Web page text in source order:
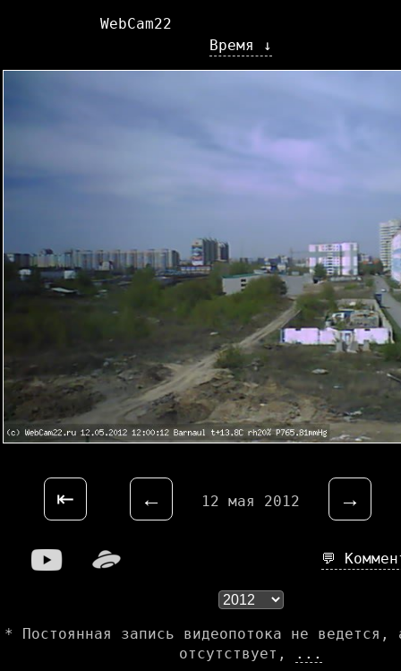
Время ↓
WebCam22
⇤ ← 12 мая 2012 →
💬
* Постоянная запись видеопотока не ведется,
отсутствует,
...